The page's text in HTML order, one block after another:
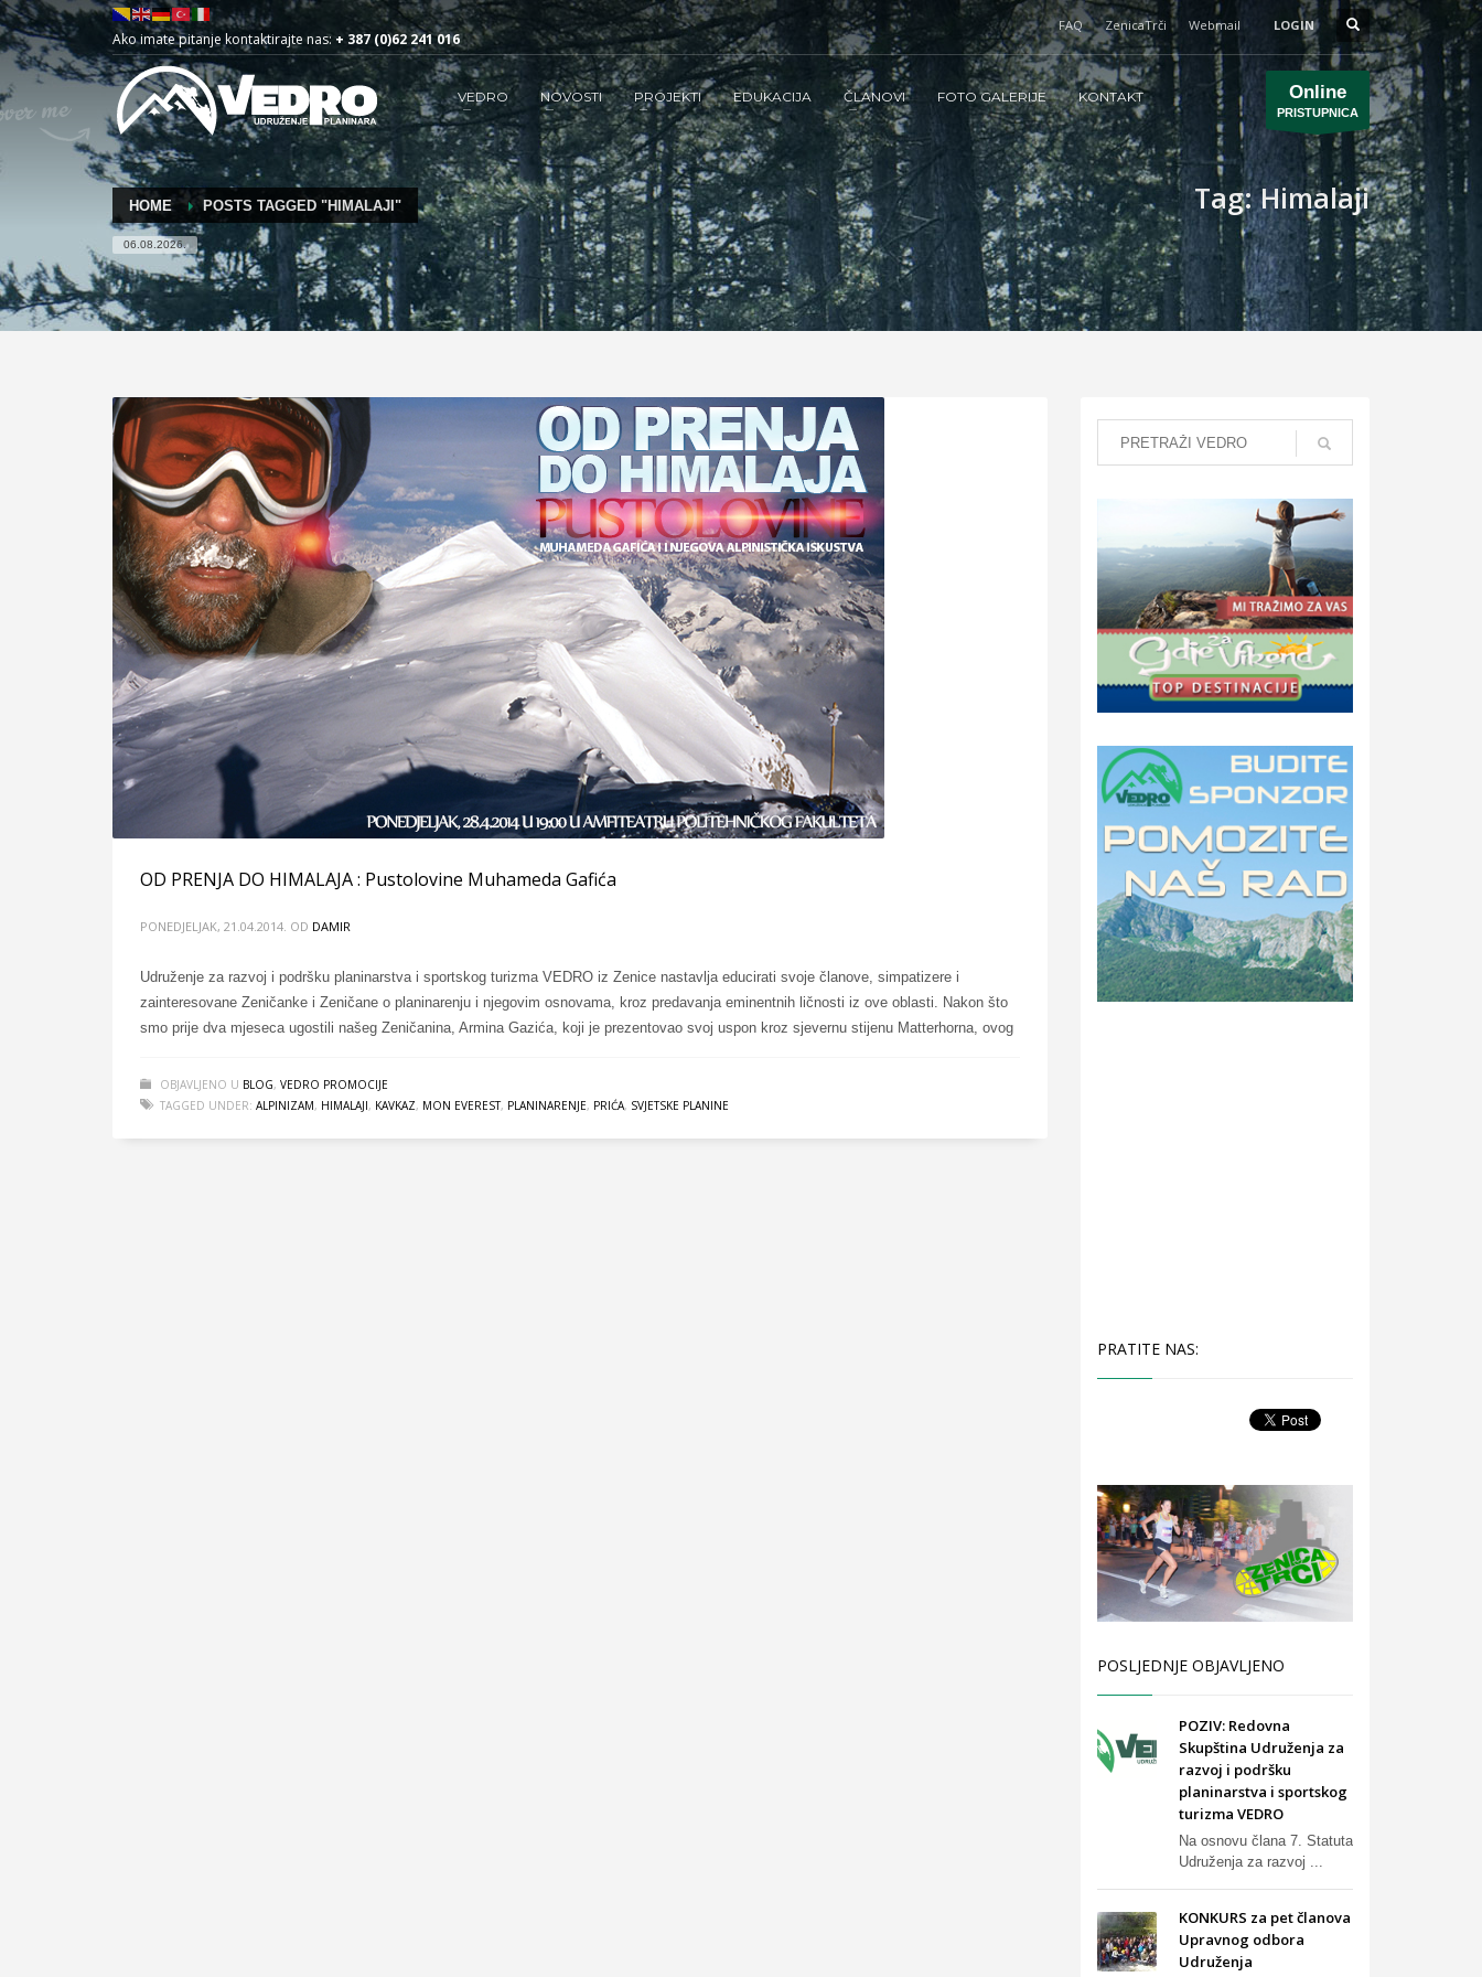
Ako imate pitanje kontaktirajte nas: + 387 (0)62 241 016
FAQ ZenicaTrči Webmail LOGIN
VEDRO NOVOSTI PROJEKTI EDUKACIJA ČLANOVI FOTO GALERIJE KONTAKT Online
PRISTUPNICA
HOME POSTS TAGGED "HIMALAJI"
06.08.2026.
Tag: Himalaji
OD PRENJA DO HIMALAJA : Pustolovine Muhameda Gafića
PONEDJELJAK, 21.04.2014. OD DAMIR
Udruženje za razvoj i podršku planinarstva i sportskog turizma VEDRO iz Zenice nastavlja educirati svoje članove, simpatizere i
zainteresovane Zeničanke i Zeničane o planinarenju i njegovim osnovama, kroz predavanja eminentnih ličnosti iz ove oblasti. Nakon što
smo prije dva mjeseca ugostili našeg Zeničanina, Armina Gazića, koji je prezentovao svoj uspon kroz sjevernu stijenu Matterhorna, ovog
OBJAVLJENO U BLOG, VEDRO PROMOCIJE
TAGGED UNDER: ALPINIZAM, HIMALAJI, KAVKAZ, MON EVEREST, PLANINARENJE, PRIĆA, SVJETSKE PLANINE
PRATITE NAS:
POSLJEDNJE OBJAVLJENO
POZIV: Redovna
Skupština Udruženja za
razvoj i podršku
planinarstva i sportskog
turizma VEDRO
Na osnovu člana 7. Statuta
Udruženja za razvoj ...
KONKURS za pet članova
Upravnog odbora
Udruženja